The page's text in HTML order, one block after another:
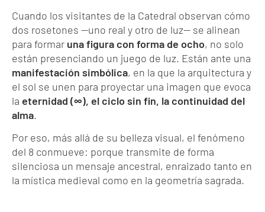
Cuando los visitantes de la Catedral observan cómo
dos rosetones —uno real y otro de luz— se alinean
para formar una figura con forma de ocho, no solo
están presenciando un juego de luz. Están ante una
manifestación simbólica, en la que la arquitectura y
el sol se unen para proyectar una imagen que evoca
la eternidad (∞), el ciclo sin fin, la continuidad del
alma.
Por eso, más allá de su belleza visual, el fenómeno
del 8 conmueve: porque transmite de forma
silenciosa un mensaje ancestral, enraizado tanto en
la mística medieval como en la geometría sagrada.